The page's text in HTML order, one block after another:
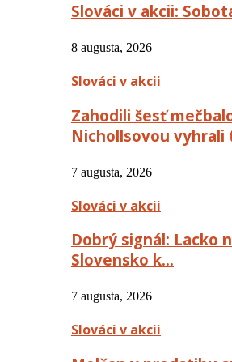
Slováci v akcii:
8 augusta, 2026
Slováci v akcii
Zahodili šesť
Nichollsovou
7 augusta, 2026
Slováci v akcii
Dobrý signál: Lacko
Slovensko k…
7 augusta, 2026
Slováci v akcii